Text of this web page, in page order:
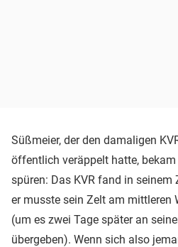
Süßmeier, der den damaligen
öffentlich veräppelt hatte,
spüren: Das KVR fand in seinem
er musste sein Zelt am mittleren
(um es zwei Tage später an
übergeben). Wenn sich also